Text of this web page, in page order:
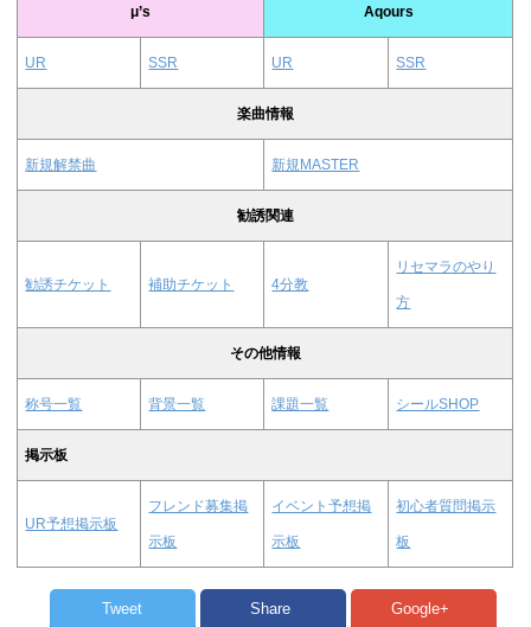
μ’s Aqours
UR SSR UR SSR
楽曲情報
新規解禁曲 新規MASTER
勧誘関連
勧誘チケット 補助チケット 4分教
リセマラのやり
方
その他情報
称号一覧 背景一覧 課題一覧 シールSHOP
掲示板
UR予想掲示板
フレンド募集掲
示板
イベント予想掲
示板
初心者質問掲示
板
Tweet Share Google+